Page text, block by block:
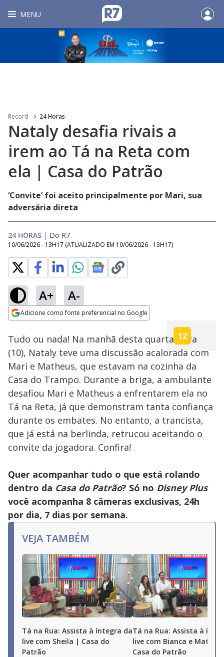
MENU
Record 24 Horas
Nataly desafia rivais a
irem ao Tá na Reta com
ela | Casa do Patrão
‘Convite’ foi aceito principalmente por Mari, sua
adversária direta
24 HORAS | Do R7
10/06/2026 - 13H17 (ATUALIZADO EM 10/06/2026 - 13H17)
A+ A-
Adicione como fonte preferencial no Google
Ativar
Loaded
26.54%
Tudo ou nada! Na manhã desta quarta-feira
(10), Nataly teve uma discussão acalorada com
Mari e Matheus, que estavam na cozinha da
Casa do Trampo. Durante a briga, a ambulante
desafiou Mari e Matheus a enfrentarem ela no
Tá na Reta, já que demonstram tanta confiança
durante os embates. No entanto, a trancista,
que já está na berlinda, retrucou aceitando o
convite da jogadora. Confira!
Quer acompanhar tudo o que está rolando
dentro da Casa do Patrão? Só no Disney Plus
você acompanha 8 câmeras exclusivas, 24h
por dia, 7 dias por semana.
VEJA TAMBÉM
Tá na Rua: Assista à íntegra da
live com Sheila | Casa do
Patrão
Tá na Rua: Assista à
live com Bianca e
Casa do Patrão